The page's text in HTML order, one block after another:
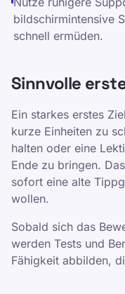
bildschirmintensive
schnell ermüden.
Sinnvolle
Ein starkes erstes
kurze Einheiten zu
halten oder eine
Ende zu bringen.
sofort eine alte
wollen.
Sobald sich das
werden Tests und
Fähigkeit abbilden,